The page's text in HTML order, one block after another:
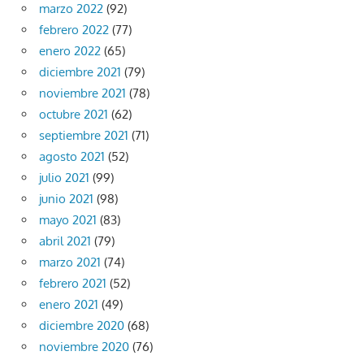
marzo 2022 (92)
febrero 2022 (77)
enero 2022 (65)
diciembre 2021 (79)
noviembre 2021 (78)
octubre 2021 (62)
septiembre 2021 (71)
agosto 2021 (52)
julio 2021 (99)
junio 2021 (98)
mayo 2021 (83)
abril 2021 (79)
marzo 2021 (74)
febrero 2021 (52)
enero 2021 (49)
diciembre 2020 (68)
noviembre 2020 (76)